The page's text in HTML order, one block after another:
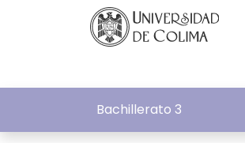
Bachillerato 3